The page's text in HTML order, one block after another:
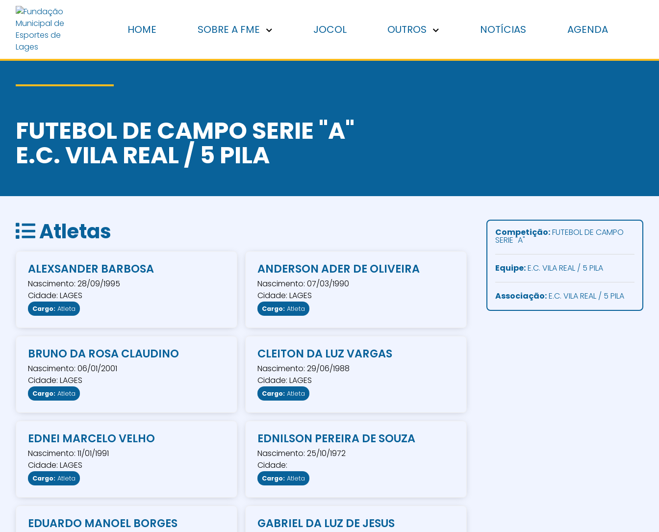
HOME SOBRE A FME JOCOL OUTROS NOTÍCIAS AGENDA
FUTEBOL DE CAMPO SERIE "A"
E.C. VILA REAL / 5 PILA
Atletas
ALEXSANDER BARBOSA
Nascimento: 28/09/1995
Cidade: LAGES
Cargo: Atleta
ANDERSON ADER DE OLIVEIRA
Nascimento: 07/03/1990
Cidade: LAGES
Cargo: Atleta
BRUNO DA ROSA CLAUDINO
Nascimento: 06/01/2001
Cidade: LAGES
Cargo: Atleta
CLEITON DA LUZ VARGAS
Nascimento: 29/06/1988
Cidade: LAGES
Cargo: Atleta
EDNEI MARCELO VELHO
Nascimento: 11/01/1991
Cidade: LAGES
Cargo: Atleta
EDNILSON PEREIRA DE SOUZA
Nascimento: 25/10/1972
Cidade:
Cargo: Atleta
EDUARDO MANOEL BORGES GABRIEL DA LUZ DE JESUS
Competição:FUTEBOL DE CAMPO
SERIE "A"
Equipe:E.C. VILA REAL / 5 PILA
Associação:E.C. VILA REAL / 5 PILA